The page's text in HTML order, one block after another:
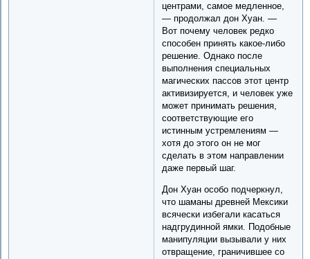
центрами, самое медленное,
— продолжал дон Хуан. —
Вот почему человек редко
способен принять какое-либо
решение. Однако после
выполнения специальных
магических пассов этот центр
активизируется, и человек уже
может принимать решения,
соответствующие его
истинным устремлениям —
хотя до этого он не мог
сделать в этом направлении
даже первый шаг.
Дон Хуан особо подчеркнул,
что шаманы древней Мексики
всячески избегали касаться
надгрудинной ямки. Подобные
манипуляции вызывали у них
отвращение, граничившее со